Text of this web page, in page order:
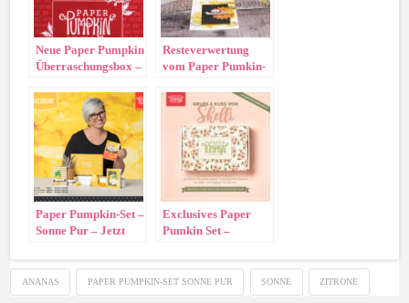
Neue Paper Pumpkin
Überraschungsbox –
Freude
Resteverwertung
vom Paper Pumkin-
Paper Pumpkin-Set –
Sonne Pur – Jetzt
Exclusives Paper
Pumkin Set –
Mai
ANANAS PAPER PUMPKIN-SET SONNE PUR SONNE ZITRONE